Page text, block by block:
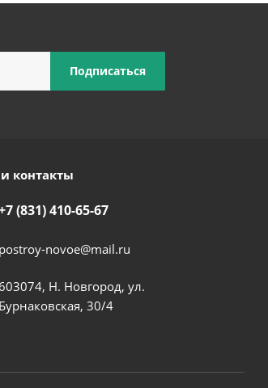
контакты
(831) 410-65-67
postroy-novoe@mail.ru
603074, Н. Новгород, ул.
Бурнаковская, 30/4